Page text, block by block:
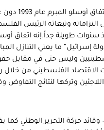
أكثر ما عرف
وتبعاته الرئيس
سنوات طويلة جداً.إنه اتفاق
وليس حتى في مقابل
الاقتصاد الفلسطيني من خلال
وتركها لنتائج
حركة التحرير الوطني كما